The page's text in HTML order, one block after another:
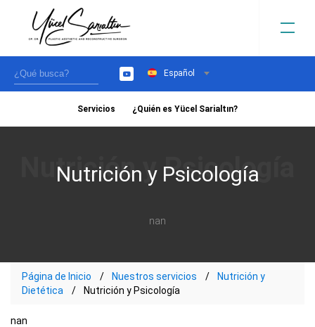
YouTubeEspañol
Servicios ¿Quién es Yücel Sarialtın?
Nutrición y Psicología
nan
Página de Inicio Nuestros servicios
Nutrición y
Dietética
Nutrición y Psicología
nan